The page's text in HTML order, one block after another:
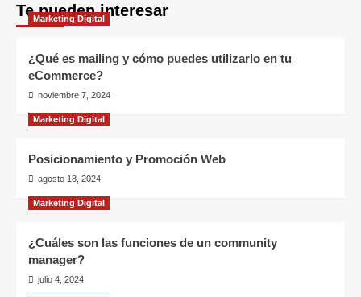
Te pueden interesar
Marketing Digital
¿Qué es mailing y cómo puedes utilizarlo en tu
eCommerce?
noviembre 7, 2024
Marketing Digital
Posicionamiento y Promoción Web
agosto 18, 2024
Marketing Digital
¿Cuáles son las funciones de un community
manager?
julio 4, 2024